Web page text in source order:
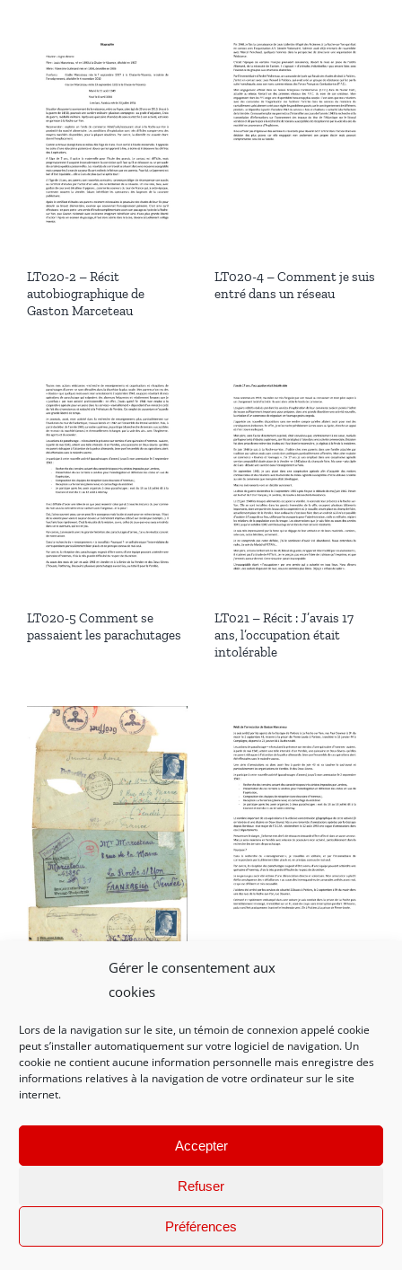
Gérer le consentement aux
cookies
Lors de la navigation sur le site, un témoin de connexion appelé cookie
peut s’installer automatiquement sur votre logiciel de navigation. Un
cookie ne contient aucune information personnelle mais enregistre des
informations relatives à la navigation de votre ordinateur sur le site
internet.
Accepter
Refuser
Préférences
LT020-2 – Récit
autobiographique de
Gaston Marceteau
LT020-4 – Comment je suis
entré dans un réseau
LT020-5 Comment se
passaient les parachutages
LT021 – Récit : J’avais 17
ans, l’occupation était
intolérable
envoyées et reçues par
Gaston Marceteau de 43 à
45
l’arrestation de Gaston